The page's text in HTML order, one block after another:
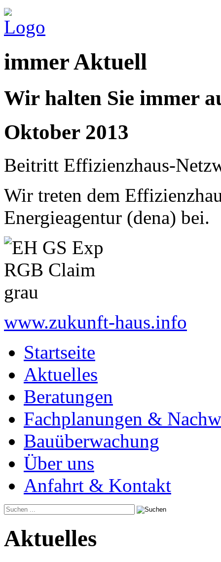
immer Aktuell
Wir halten Sie immer
Oktober 2013
Beitritt Effizienzhaus-
Wir treten dem
Energieagentur (dena) bei.
www.zukunft-haus.info
Startseite
Aktuelles
Beratungen
Fachplanungen &
Bauüberwachung
Über uns
Anfahrt & Kontakt
Aktuelles